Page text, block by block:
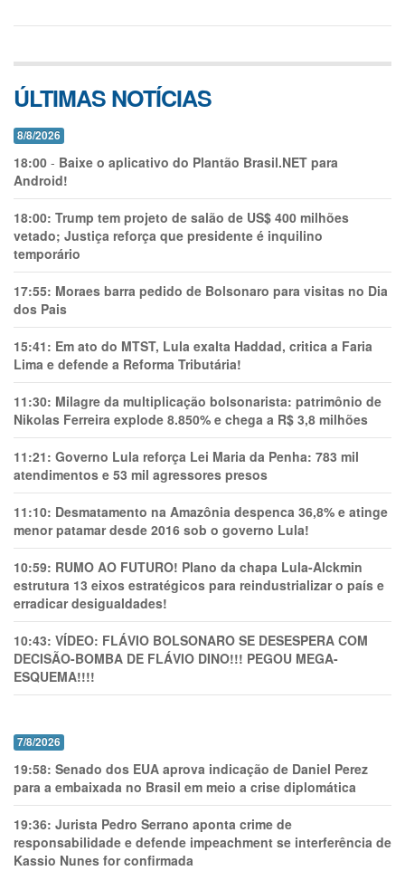
ÚLTIMAS NOTÍCIAS
8/8/2026
18:00 - Baixe o aplicativo do Plantão Brasil.NET para
Android!
18:00: Trump tem projeto de salão de US$ 400 milhões
vetado; Justiça reforça que presidente é inquilino
temporário
17:55: Moraes barra pedido de Bolsonaro para visitas no Dia
dos Pais
15:41: Em ato do MTST, Lula exalta Haddad, critica a Faria
Lima e defende a Reforma Tributária!
11:30: Milagre da multiplicação bolsonarista: patrimônio de
Nikolas Ferreira explode 8.850% e chega a R$ 3,8 milhões
11:21: Governo Lula reforça Lei Maria da Penha: 783 mil
atendimentos e 53 mil agressores presos
11:10: Desmatamento na Amazônia despenca 36,8% e atinge
menor patamar desde 2016 sob o governo Lula!
10:59: RUMO AO FUTURO! Plano da chapa Lula-Alckmin
estrutura 13 eixos estratégicos para reindustrializar o país e
erradicar desigualdades!
10:43: VÍDEO: FLÁVIO BOLSONARO SE DESESPERA COM
DECISÃO-BOMBA DE FLÁVIO DINO!!! PEGOU MEGA-
ESQUEMA!!!!
7/8/2026
19:58: Senado dos EUA aprova indicação de Daniel Perez
para a embaixada no Brasil em meio a crise diplomática
19:36: Jurista Pedro Serrano aponta crime de
responsabilidade e defende impeachment se interferência de
Kassio Nunes for confirmada